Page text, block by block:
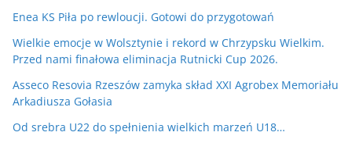
Enea KS Piła po rewloucji. Gotowi do przygotowań
Wielkie emocje w Wolsztynie i rekord w Chrzypsku Wielkim.
Przed nami finałowa eliminacja Rutnicki Cup 2026.
Asseco Resovia Rzeszów zamyka skład XXI Agrobex Memoriału
Arkadiusza Gołasia
Od srebra U22 do spełnienia wielkich marzeń U18…